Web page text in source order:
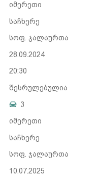
იმერეთი
საჩხერე
სოფ. ჯალაურთა
28.09.2024
20:30
შესრულებულია
3
იმერეთი
საჩხერე
სოფ. ჯალაურთა
10.07.2025